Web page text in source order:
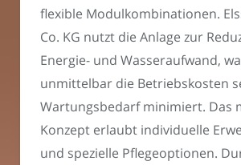
flexible Modulkombinationen.
Co. KG nutzt die Anlage zur
Energie- und Wasseraufwand,
unmittelbar die Betriebskosten
Wartungsbedarf minimiert. Das
Konzept erlaubt individuelle
und spezielle Pflegeoptionen.